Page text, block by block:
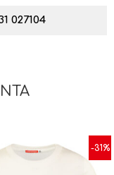
027104
-31%